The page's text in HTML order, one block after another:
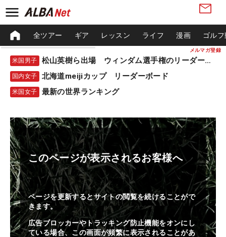
メルマガ登録
全ツアー ギア レッスン ライフ 漫画 ゴル
米国男子 松山英樹ら出場 ウィンダム選手権のリーダーボード
国内女子 北海道meijiカップ リーダーボード
米国女子 最新の世界ランキング
このページが表示されるお客様へ
ページを更新するとサイトの閲覧を続けることがで
きます。
広告ブロッカーやトラッキング防止機能をオンにし
ている場合、この画面が頻繁に表示されることがあ